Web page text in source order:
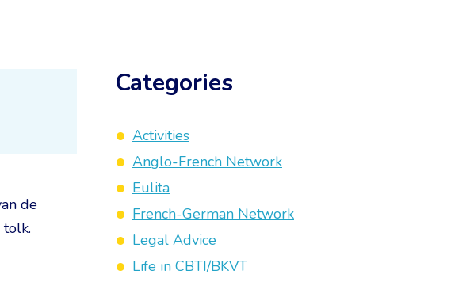
de
Categories
Activities
Anglo-French Network
Eulita
French-German Network
Legal Advice
Life in CBTI/BKVT